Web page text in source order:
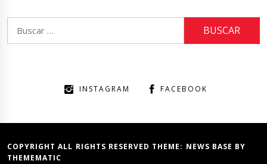
INSTAGRAM FACEBOOK
COPYRIGHT ALL RIGHTS RESERVED THEME: NEWS BASE BY
THEMEMATIC